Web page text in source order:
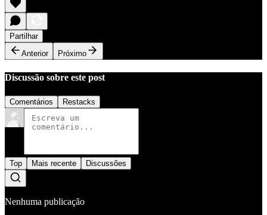
Partilhar
Anterior
Próximo
Discussão sobre este post
Comentários Restacks
Top Mais recente Discussões
Nenhuma publicação